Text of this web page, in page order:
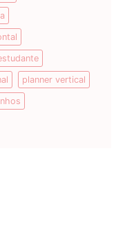
planner vertical